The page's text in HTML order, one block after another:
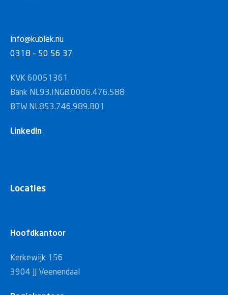
info@kubiek.nu
0318 – 50 56 37
KVK 60051361
Bank NL93.INGB.0006.476.588
BTW NL853.746.989.B01
LinkedIn
Locaties
Hoofdkantoor
Kerkewijk 156
3904 JJ Veenendaal